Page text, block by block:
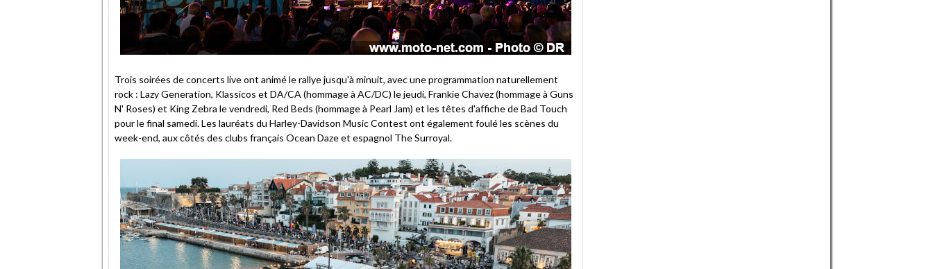
Trois soirées de concerts live ont animé le rallye jusqu'à minuit, avec une programmation naturellement
rock : Lazy Generation, Klassicos et DA/CA (hommage à AC/DC) le jeudi, Frankie Chavez (hommage à Guns
N' Roses) et King Zebra le vendredi, Red Beds (hommage à Pearl Jam) et les têtes d'affiche de Bad Touch
pour le final samedi. Les lauréats du Harley-Davidson Music Contest ont également foulé les scènes du
week-end, aux côtés des clubs français Ocean Daze et espagnol The Surroyal.